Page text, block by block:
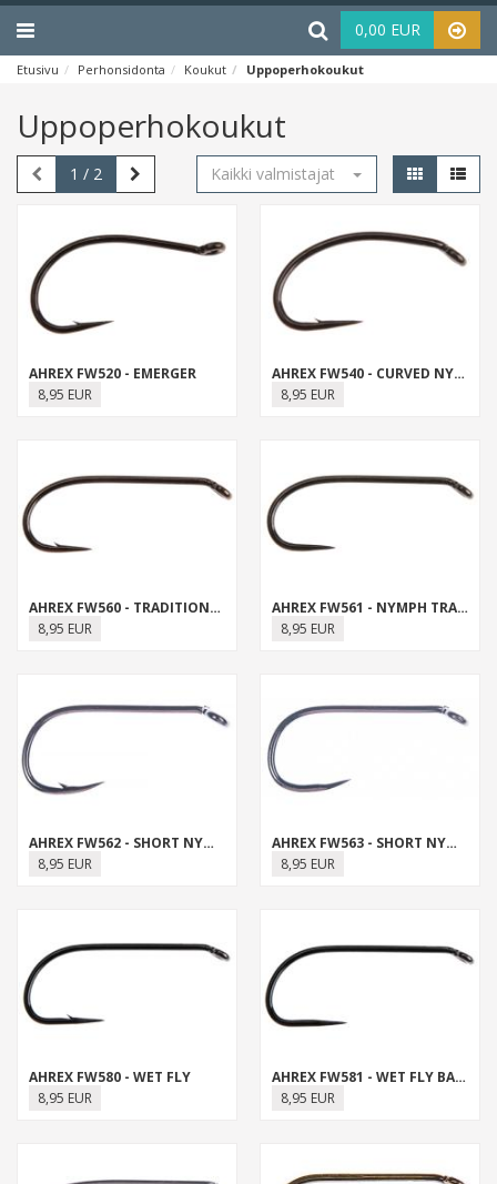
Menu Haku 0,00 EUR
Etusivu Perhonsidonta Koukut Uppoperhokoukut
Uppoperhokoukut
1 / 2 Kaikki valmistajat
AHREX FW520 - EMERGER
8,95 EUR
AHREX FW540 - CURVED NYMPH
8,95 EUR
AHREX FW560 - TRADITIONAL NYMPH
8,95 EUR
AHREX FW561 - NYMPH TRADITIONAL BARBLESS
8,95 EUR
AHREX FW562 - SHORT NYMPH
8,95 EUR
AHREX FW563 - SHORT NYMPH BARBLESS
8,95 EUR
AHREX FW580 - WET FLY
8,95 EUR
AHREX FW581 - WET FLY BARBLESS
8,95 EUR